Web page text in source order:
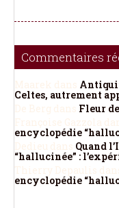
Commentaires
Celtes, autrement
Fleur
encyclopédie
Quand
“hallucinée” :
encyclopédie